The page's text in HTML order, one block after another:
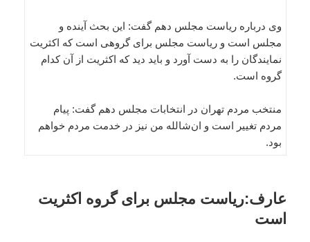
وی درباره ریاست مجلس دهم گفت: این بحث آینده و
مجلس است و ریاست مجلس برای گروهی است که اکثریت
نمایندگان را به دست آورد و باید دید که اکثریت از آن کدام
گروه است.
منتخب مردم تهران در انتخابات مجلس دهم گفت: پیام
مردم تغییر است و ان‌شالله من نیز در خدمت مردم خواهم
بود.
عارف:ریاست مجلس برای گروه‌ اکثریت
است